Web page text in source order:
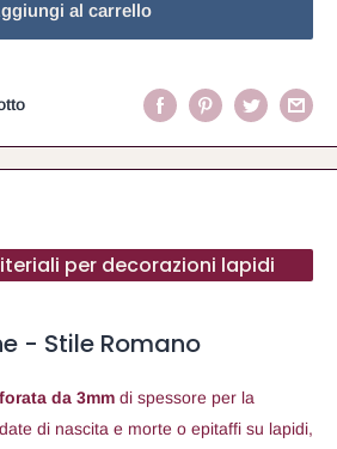
al carrello
per decorazioni lapidi
- Stile Romano
da 3mm di spessore per la
di nascita e morte o epitaffi su lapidi,